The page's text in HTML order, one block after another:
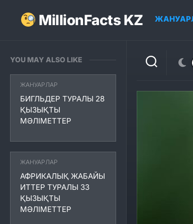
content
MillionFacts KZ
YOU MAY ALSO LIKE
ЖАНУАРЛАР
БИГЛЬДЕР ТУРАЛЫ 28
ҚЫЗЫҚТЫ
МӘЛІМЕТТЕР
ЖАНУАРЛАР
АФРИКАЛЫҚ ЖАБАЙЫ
ИТТЕР ТУРАЛЫ 33
ҚЫЗЫҚТЫ
МӘЛІМЕТТЕР